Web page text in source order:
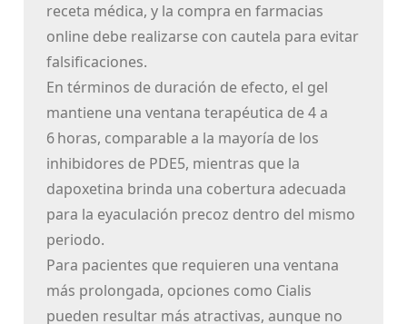
receta médica, y la compra en farmacias
online debe realizarse con cautela para evitar
falsificaciones.
En términos de duración de efecto, el gel
mantiene una ventana terapéutica de 4 a
6 horas, comparable a la mayoría de los
inhibidores de PDE5, mientras que la
dapoxetina brinda una cobertura adecuada
para la eyaculación precoz dentro del mismo
periodo.
Para pacientes que requieren una ventana
más prolongada, opciones como Cialis
pueden resultar más atractivas, aunque no